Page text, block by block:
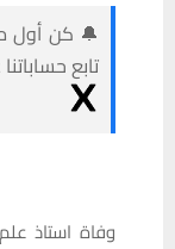
🔔 كن أول
تابع
وفاة استاذ